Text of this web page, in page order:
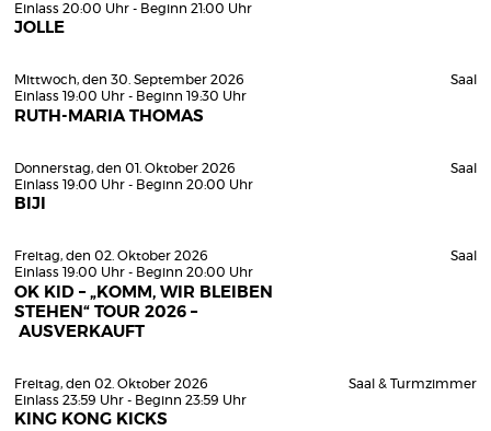
Einlass 20:00 Uhr - Beginn 21:00 Uhr
JOLLE
Mittwoch, den 30. September 2026
Einlass 19:00 Uhr - Beginn 19:30 Uhr
RUTH-MARIA THOMAS
Saal
Donnerstag, den 01. Oktober 2026
Einlass 19:00 Uhr - Beginn 20:00 Uhr
BIJI
Saal
Freitag, den 02. Oktober 2026
Einlass 19:00 Uhr - Beginn 20:00 Uhr
OK KID – „KOMM, WIR BLEIBEN
STEHEN“ TOUR 2026 –
AUSVERKAUFT
Saal
Freitag, den 02. Oktober 2026
Einlass 23:59 Uhr - Beginn 23:59 Uhr
KING KONG KICKS
Saal & Turmzimmer